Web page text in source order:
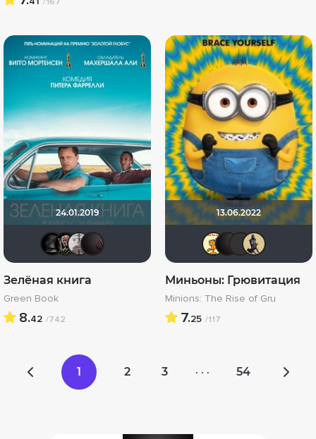
24.01.2019
Бомжара с дробовиком
Зелёная книга
Green Book
8.42 /742
13.06.2022
Миньоны: Грювитация
Minions: The Rise of Gru
7.25 /117
1 2 3 · · · 54